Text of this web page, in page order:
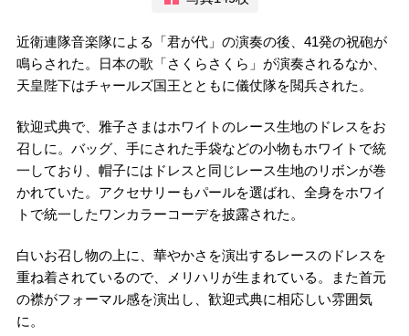
近衛連隊音楽隊による「君が代」の演奏の後、41発の祝砲が
鳴らされた。日本の歌「さくらさくら」が演奏されるなか、
天皇陛下はチャールズ国王とともに儀仗隊を閲兵された。
歓迎式典で、雅子さまはホワイトのレース生地のドレスをお
召しに。バッグ、手にされた手袋などの小物もホワイトで統
一しており、帽子にはドレスと同じレース生地のリボンが巻
かれていた。アクセサリーもパールを選ばれ、全身をホワイ
トで統一したワンカラーコーデを披露された。
白いお召し物の上に、華やかさを演出するレースのドレスを
重ね着されているので、メリハリが生まれている。また首元
の襟がフォーマル感を演出し、歓迎式典に相応しい雰囲気
に。